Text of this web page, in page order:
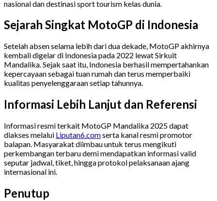
nasional dan destinasi sport tourism kelas dunia.
Sejarah Singkat MotoGP di Indonesia
Setelah absen selama lebih dari dua dekade, MotoGP akhirnya
kembali digelar di Indonesia pada 2022 lewat Sirkuit
Mandalika. Sejak saat itu, Indonesia berhasil mempertahankan
kepercayaan sebagai tuan rumah dan terus memperbaiki
kualitas penyelenggaraan setiap tahunnya.
Informasi Lebih Lanjut dan Referensi
Informasi resmi terkait MotoGP Mandalika 2025 dapat
diakses melalui Liputan6.comserta kanal resmi promotor
balapan. Masyarakat diimbau untuk terus mengikuti
perkembangan terbaru demi mendapatkan informasi valid
seputar jadwal, tiket, hingga protokol pelaksanaan ajang
internasional ini.
Penutup